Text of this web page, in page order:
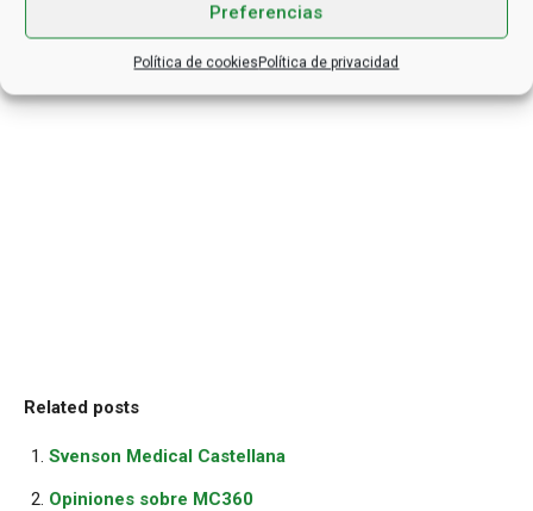
Preferencias
Política de cookiesPolítica de privacidad
Related posts
Svenson Medical Castellana
Opiniones sobre MC360